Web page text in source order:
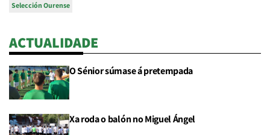
Selección Ourense
ACTUALIDADE
O Sénior súmase á pretempada
Xa roda o balón no Miguel Ángel